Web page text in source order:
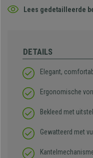
Lees gedetailleerde
DETAILS
Elegant,
Ergonomische
Bekleed met
Gewatteerd met